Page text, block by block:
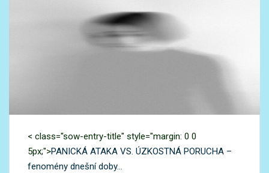
< class="sow-entry-title" style="margin: 0 0
5px;">PANICKÁ ATAKA VS. ÚZKOSTNÁ PORUCHA –
fenomény dnešní doby…